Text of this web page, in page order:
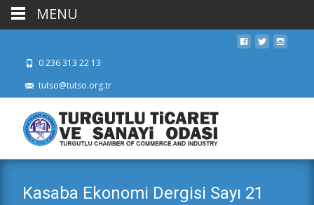
0 236 313 22 13
tutso@tutso.org.tr
Kasaba Ekonomi Dergisi Sayı 21
MENU